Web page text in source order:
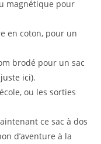
magnétique pour
en coton, pour un
brodé pour un sac
ici).
ou les sorties
ce sac à dos
d’aventure à la